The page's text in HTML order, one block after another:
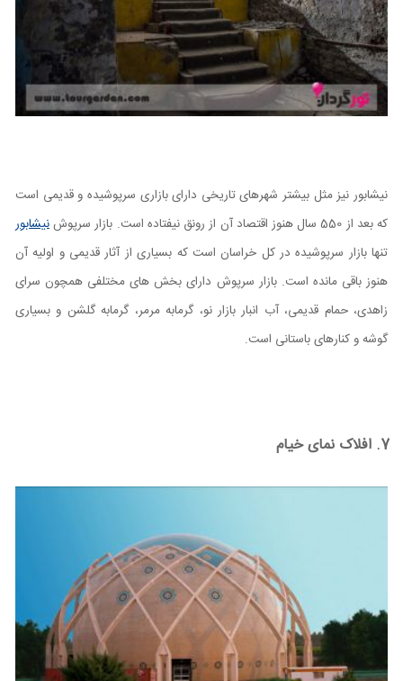
نیشابور نیز مثل بیشتر شهرهای تاریخی دارای بازاری سرپوشیده و قدیمی است
که بعد از 550 سال هنوز اقتصاد آن از رونق نیفتاده است. بازار سرپوش
نیشابور
تنها بازار سرپوشیده در کل خراسان است که بسیاری از آثار قدیمی و اولیه آن
هنوز باقی مانده است. بازار سرپوش دارای بخش های مختلفی همچون سرای
زاهدی، حمام قدیمی، آب انبار بازار نو، گرمابه مرمر، گرمابه گلشن و بسیاری
گوشه و کنارهای باستانی است.
7. افلاک نمای خیام